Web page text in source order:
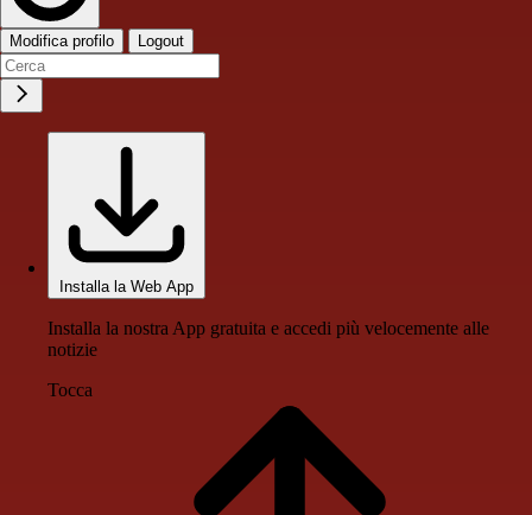
Modifica profilo Logout
Installa la Web App
Installa la nostra App gratuita e accedi più velocemente alle
notizie
Tocca